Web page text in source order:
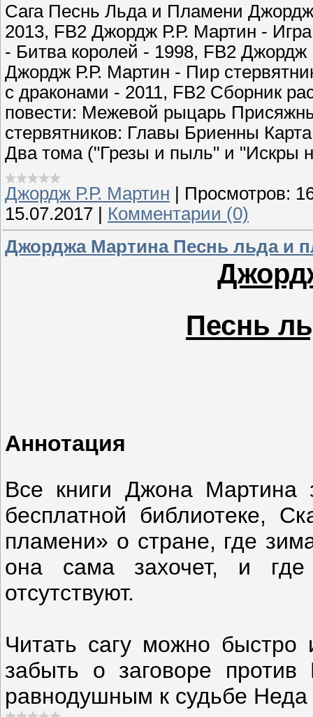
Сага Песнь Льда и Пламени
2013, FB2 Джордж Р.Р. Мартин -
- Битва королей - 1998, FB2
Джордж Р.Р. Мартин - Пир
с драконами - 2011, FB2 Сборник
повести: Межевой рыцарь
стервятников: Главы Бриенны
Два тома ("Грезы и пыль" и "Искры
Джордж Р.Р. Мартин | Просмотров:
15.07.2017 | Комментарии (0)
Джорджа Мартина Песнь льда и
Песнь
Аннотация
Все книги Джона
бесплатной библиотеке,
пламени» о стране, где
она сама захочет, и где
отсутствуют.
Читать сагу можно
забыть о заговоре
равнодушным к судьбе Неда